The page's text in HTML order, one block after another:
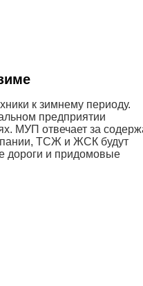
к зимнему периоду.
предприятии
МУП отвечает за
ТСЖ и ЖСК будут
дороги и придомовые